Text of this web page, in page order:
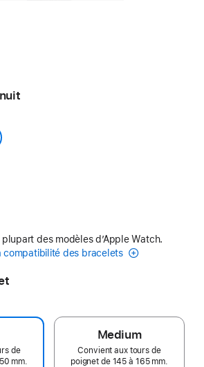
des modèles d’Apple Watch.
compatibilité des bracelets
de
mm.
Medium
Convient aux tours de
poignet de 145 à 165 mm.